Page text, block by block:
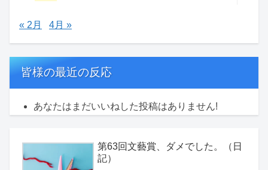
« 2月 4月 »
皆様の最近の反応
あなたはまだいいねした投稿はありません!
第63回文藝賞、ダメでした。（日
記）